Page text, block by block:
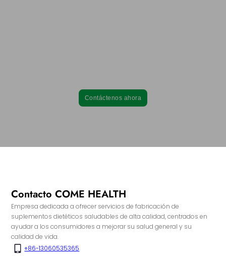
Contáctenos ahora
Contacto COME HEALTH
Empresa dedicada a ofrecer servicios de fabricación de
suplementos dietéticos saludables de alta calidad, centrados en
ayudar a los consumidores a mejorar su salud general y su
calidad de vida.
+86-13060535365